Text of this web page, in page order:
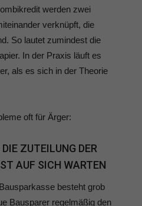
werden zwei
verknüpft, die
So lautet zumindest die
In der Praxis läuft es
als es sich in der Theorie
oft für Ärger:
ZUTEILUNG DER
AUF SICH WARTEN
besteht grob
Bausparer regelmäßig den